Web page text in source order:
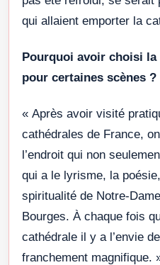
qui allaient emporter la
Pourquoi avoir choisi la
pour certaines scènes ?
« Après avoir visité
cathédrales de France,
l’endroit qui non
qui a le lyrisme, la
spiritualité de Notre-
Bourges. À chaque fois
cathédrale il y a l’envie
franchement magnifique.